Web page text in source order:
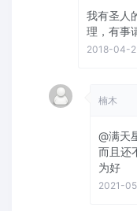
我有圣人
理，有事
2018-04-
楠木
@满天
而且还
为好
2021-